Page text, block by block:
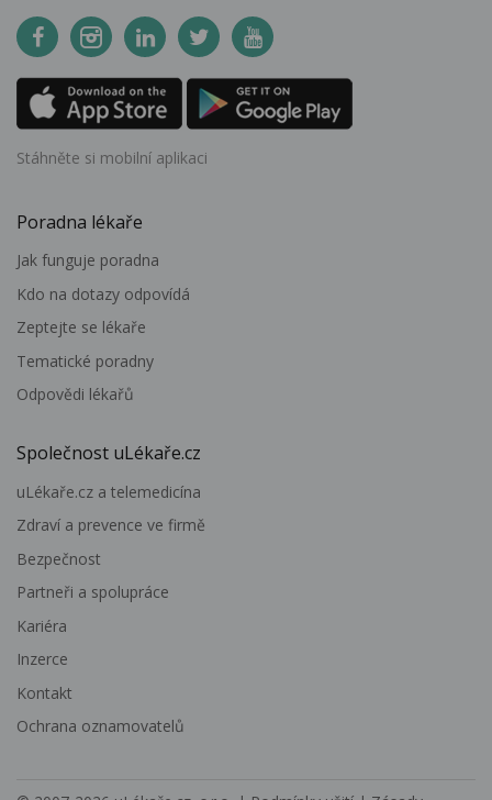
Stáhněte si mobilní aplikaci
Poradna lékaře
Jak funguje poradna
Kdo na dotazy odpovídá
Zeptejte se lékaře
Tematické poradny
Odpovědi lékařů
Společnost uLékaře.cz
uLékaře.cz a telemedicína
Zdraví a prevence ve firmě
Bezpečnost
Partneři a spolupráce
Kariéra
Inzerce
Kontakt
Ochrana oznamovatelů